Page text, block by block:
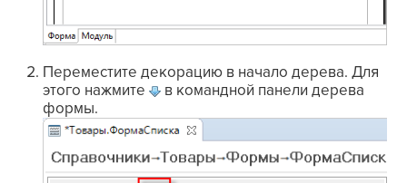
Переместите декорацию в начало дерева. Для
этого нажмите
в командной панели дерева
формы.